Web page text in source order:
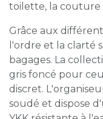
toilette, la couture
Grâce aux
l'ordre et la clarté
bagages. La
gris foncé pour
discret.
soudé et dispose